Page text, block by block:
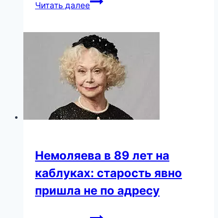
Читать далее
«в
подоле»
в
16
лет…
Немоляева в 89 лет на
каблуках: старость явно
пришла не по адресу